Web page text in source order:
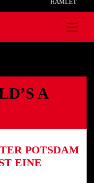
HAMLET
A
POTSDAM
EINE